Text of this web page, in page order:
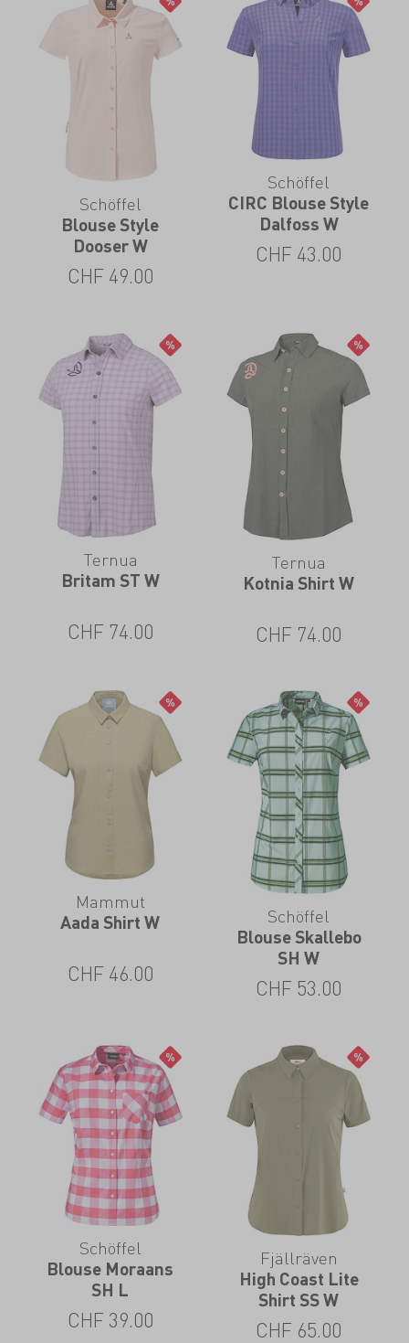
Schöffel
Blouse Style
Dooser W
CHF 49.00
Schöffel
CIRC Blouse Style
Dalfoss W
CHF 43.00
Ternua
Britam ST W
CHF 74.00
Ternua
Kotnia Shirt W
CHF 74.00
Mammut
Aada Shirt W
CHF 46.00
Schöffel
Blouse Skallebo
SH W
CHF 53.00
Schöffel
Blouse Moraans
SH L
CHF 39.00
Fjällräven
High Coast Lite
Shirt SS W
CHF 65.00